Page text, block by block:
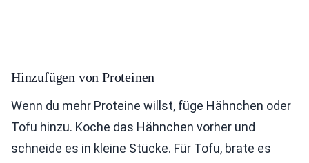
Hinzufügen von Proteinen
Wenn du mehr Proteine willst, füge Hähnchen oder
Tofu hinzu. Koche das Hähnchen vorher und
schneide es in kleine Stücke. Für Tofu, brate es